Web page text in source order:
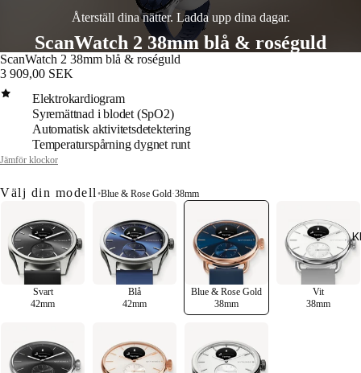
Återställ dina nätter. Ladda upp dina dagar.
ScanWatch 2 38mm blå & roséguld
ScanWatch 2 38mm blå & roséguld
3 909,00 SEK
Elektrokardiogram
Syremättnad i blodet (SpO2)
Automatisk aktivitetsdetektering
Temperaturspårning dygnet runt
Jämför klockor
Välj din modell •Blue & Rose Gold·38mm
Svart
42mm
Blå
42mm
Blue & Rose Gold
38mm
Vit
38mm